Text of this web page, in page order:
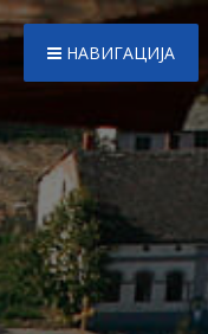
НАВИГАЦИЈА